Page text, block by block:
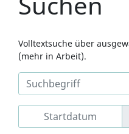
Volltextsuche über
(mehr in Arbeit).